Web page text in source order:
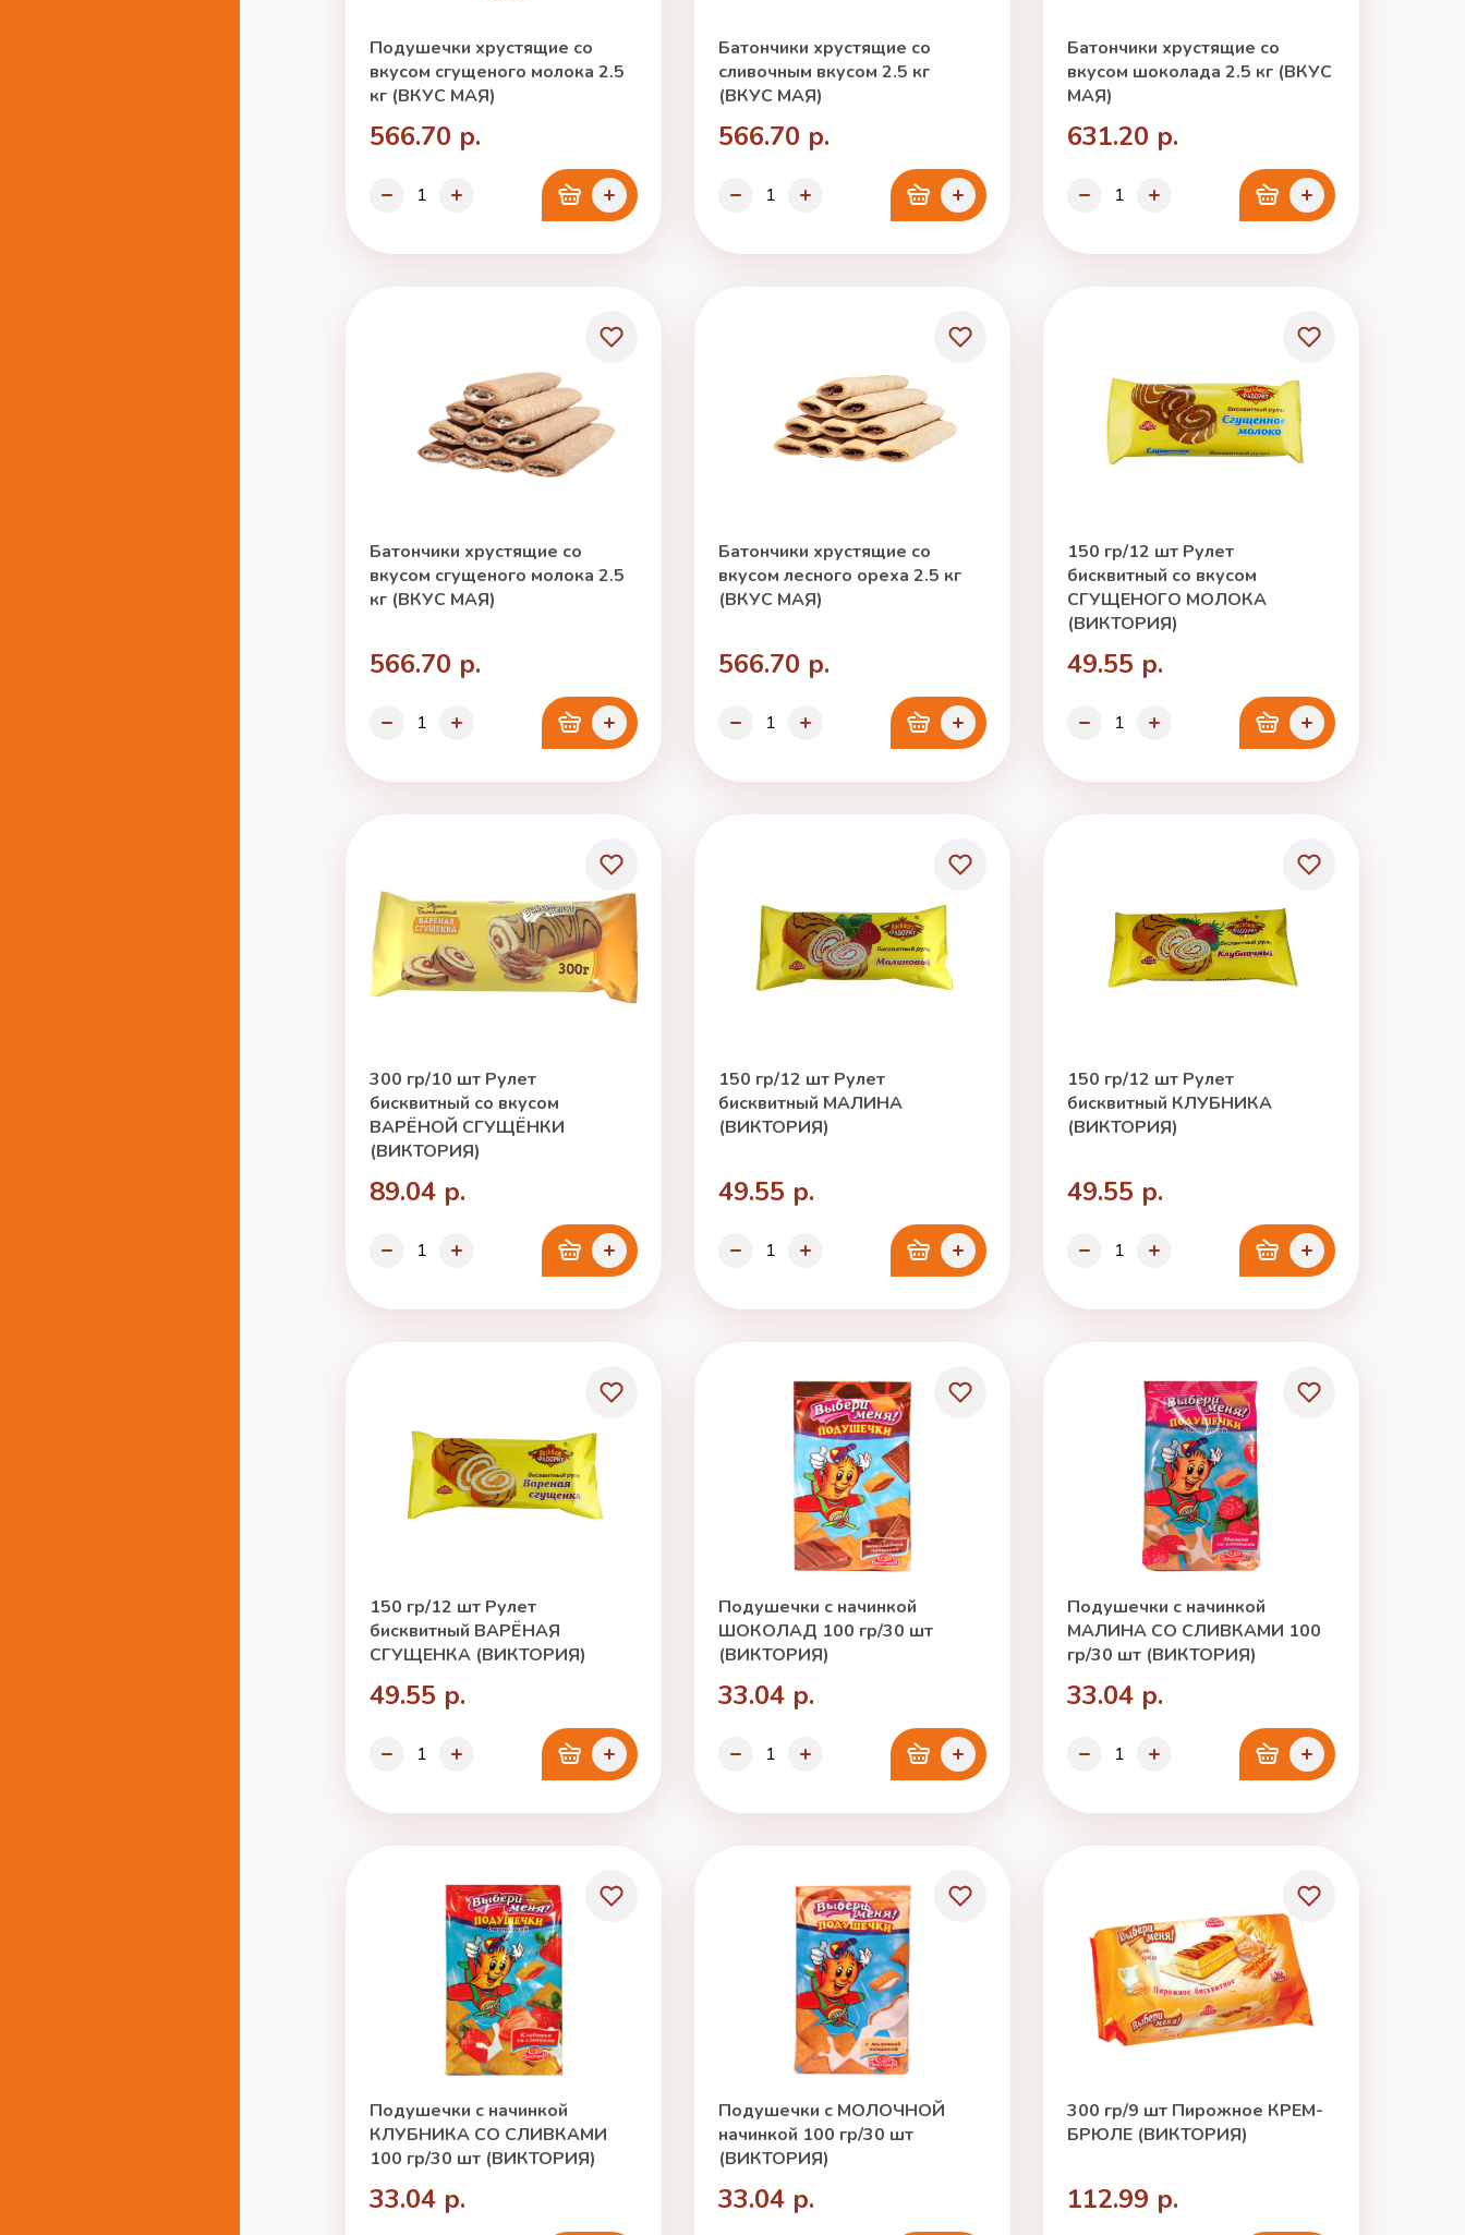
Подушечки хрустящие со
вкусом сгущеного молока 2.5
кг (ВКУС МАЯ)
566.70 р.
Батончики хрустящие со
сливочным вкусом 2.5 кг
(ВКУС МАЯ)
566.70 р.
Батончики хрустящие со
вкусом шоколада 2.5 кг (ВКУС
МАЯ)
631.20 р.
Батончики хрустящие со
вкусом сгущеного молока 2.5
кг (ВКУС МАЯ)
566.70 р.
Батончики хрустящие со
вкусом лесного ореха 2.5 кг
(ВКУС МАЯ)
566.70 р.
150 гр/12 шт Рулет
бисквитный со вкусом
СГУЩЕНОГО МОЛОКА
(ВИКТОРИЯ)
49.55 р.
300 гр/10 шт Рулет
бисквитный со вкусом
ВАРЁНОЙ СГУЩЁНКИ
(ВИКТОРИЯ)
89.04 р.
150 гр/12 шт Рулет
бисквитный МАЛИНА
(ВИКТОРИЯ)
49.55 р.
150 гр/12 шт Рулет
бисквитный КЛУБНИКА
(ВИКТОРИЯ)
49.55 р.
150 гр/12 шт Рулет
бисквитный ВАРЁНАЯ
СГУЩЕНКА (ВИКТОРИЯ)
49.55 р.
Подушечки с начинкой
ШОКОЛАД 100 гр/30 шт
(ВИКТОРИЯ)
33.04 р.
Подушечки с начинкой
МАЛИНА СО СЛИВКАМИ 100
гр/30 шт (ВИКТОРИЯ)
33.04 р.
Подушечки с начинкой
КЛУБНИКА СО СЛИВКАМИ
100 гр/30 шт (ВИКТОРИЯ)
33.04 р.
Подушечки с МОЛОЧНОЙ
начинкой 100 гр/30 шт
(ВИКТОРИЯ)
33.04 р.
300 гр/9 шт Пирожное КРЕМ-
БРЮЛЕ (ВИКТОРИЯ)
112.99 р.